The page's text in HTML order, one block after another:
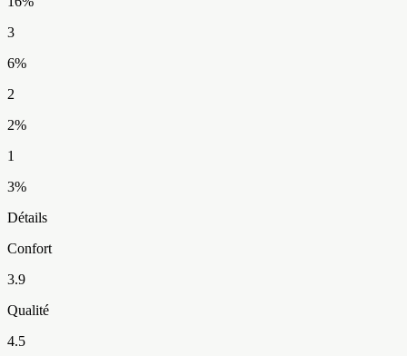
3
6%
2
2%
1
3%
Détails
Confort
3.9
Qualité
4.5